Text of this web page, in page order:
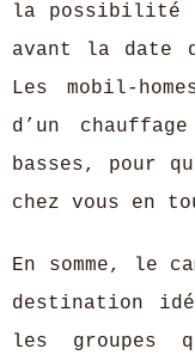
la possibilité
avant la date
Les mobil-
d’un
basses, pour
chez vous en
En somme, le
destination
les groupes